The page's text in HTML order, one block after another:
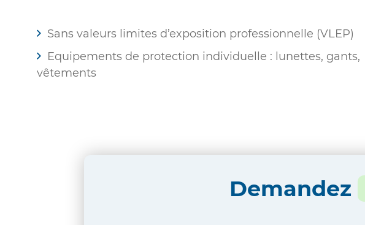
Sans valeurs limites d’exposition professionnelle (VLEP)
Equipements de protection individuelle : lunettes, gants,
vêtements
Demandez